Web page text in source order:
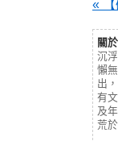
«
關
沉
懶
出
有
及
荒